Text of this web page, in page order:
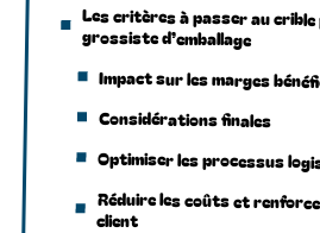
Les critères à passer au
grossiste d’emballage
Impact sur les marges
Considérations finales
Optimiser les processus
Réduire les coûts et
client